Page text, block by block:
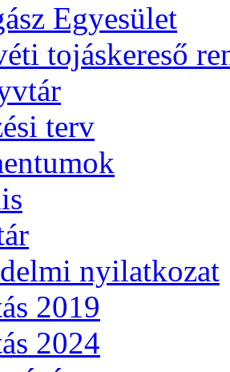
Egyesület
tojáskereső
terv
nyilatkozat
2019
2024